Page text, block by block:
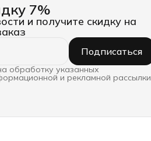
7%
и получите скидку на
Подписаться
обработку указанных
и рекламной рассылки